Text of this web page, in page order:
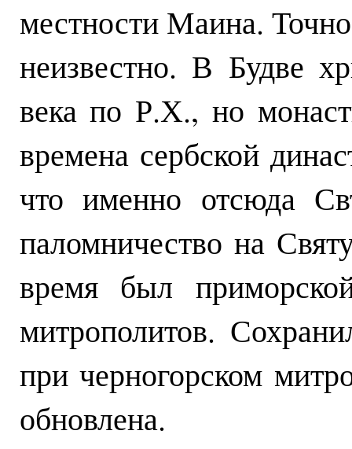
местности Маина.
неизвестно. В Будве
века по Р.Х., но
времена сербской
что именно отсюда
паломничество на
время был
митрополитов.
при черногорском
обновлена.